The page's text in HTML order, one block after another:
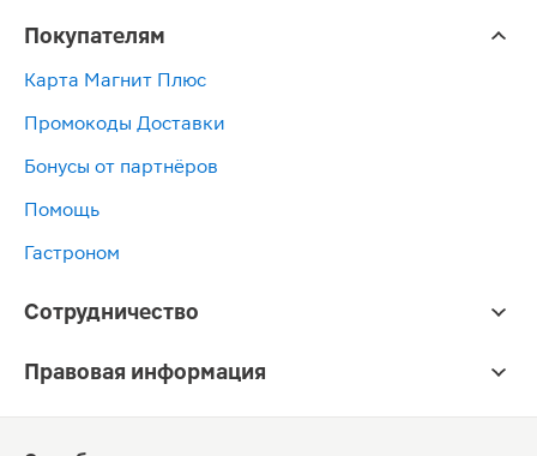
Покупателям
Карта Магнит Плюс
Промокоды Доставки
Бонусы от партнёров
Помощь
Гастроном
Сотрудничество
Правовая информация